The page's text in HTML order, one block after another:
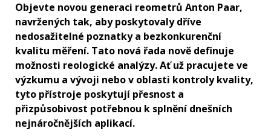
Objevte novou generaci reometrů Anton Paar,
navržených tak, aby poskytovaly dříve
nedosažitelné poznatky a bezkonkurenční
kvalitu měření. Tato nová řada nově definuje
možnosti reologické analýzy. Ať už pracujete ve
výzkumu a vývoji nebo v oblasti kontroly kvality,
tyto přístroje poskytují přesnost a
přizpůsobivost potřebnou k splnění dnešních
nejnáročnějších aplikací.